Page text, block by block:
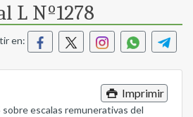
L Nº1278
en:
Imprimir
escalas remunerativas del